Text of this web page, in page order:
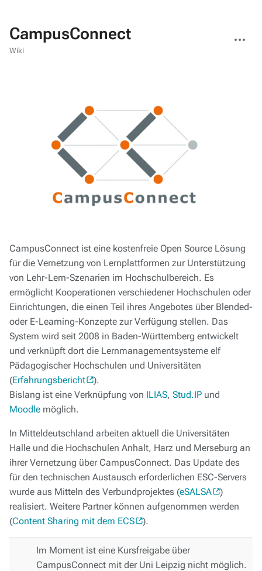
CampusConnect
Wiki
Aktionen
CampusConnect ist eine kostenfreie Open Source Lösung
für die Vernetzung von Lernplattformen zur Unterstützung
von Lehr-Lern-Szenarien im Hochschulbereich. Es
ermöglicht Kooperationen verschiedener Hochschulen oder
Einrichtungen, die einen Teil ihres Angebotes über Blended-
oder E-Learning-Konzepte zur Verfügung stellen. Das
System wird seit 2008 in Baden-Württemberg entwickelt
und verknüpft dort die Lernmanagementsysteme elf
Pädagogischer Hochschulen und Universitäten
(Erfahrungsbericht
).
Bislang ist eine Verknüpfung von ILIAS, Stud.IP und
Moodle möglich.
In Mitteldeutschland arbeiten aktuell die Universitäten
Halle und die Hochschulen Anhalt, Harz und Merseburg an
ihrer Vernetzung über CampusConnect. Das Update des
für den technischen Austausch erforderlichen ESC-Servers
wurde aus Mitteln des Verbundprojektes (eSALSA
)
realisiert. Weitere Partner können aufgenommen werden
(Content Sharing mit dem ECS ).
Im Moment ist eine Kursfreigabe über
CampusConnect mit der Uni Leipzig nicht möglich.